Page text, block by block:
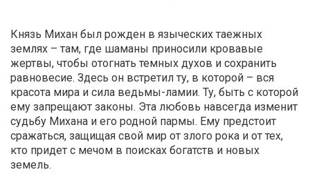
Князь Михан был рожден в языческих таежных
землях – там, где шаманы приносили кровавые
жертвы, чтобы отогнать темных духов и сохранить
равновесие. Здесь он встретил ту, в которой – вся
красота мира и сила ведьмы-ламии. Ту, быть с которой
ему запрещают законы. Эта любовь навсегда изменит
судьбу Михана и его родной пармы. Ему предстоит
сражаться, защищая свой мир от злого рока и от тех,
кто придет с мечом в поисках богатств и новых
земель.